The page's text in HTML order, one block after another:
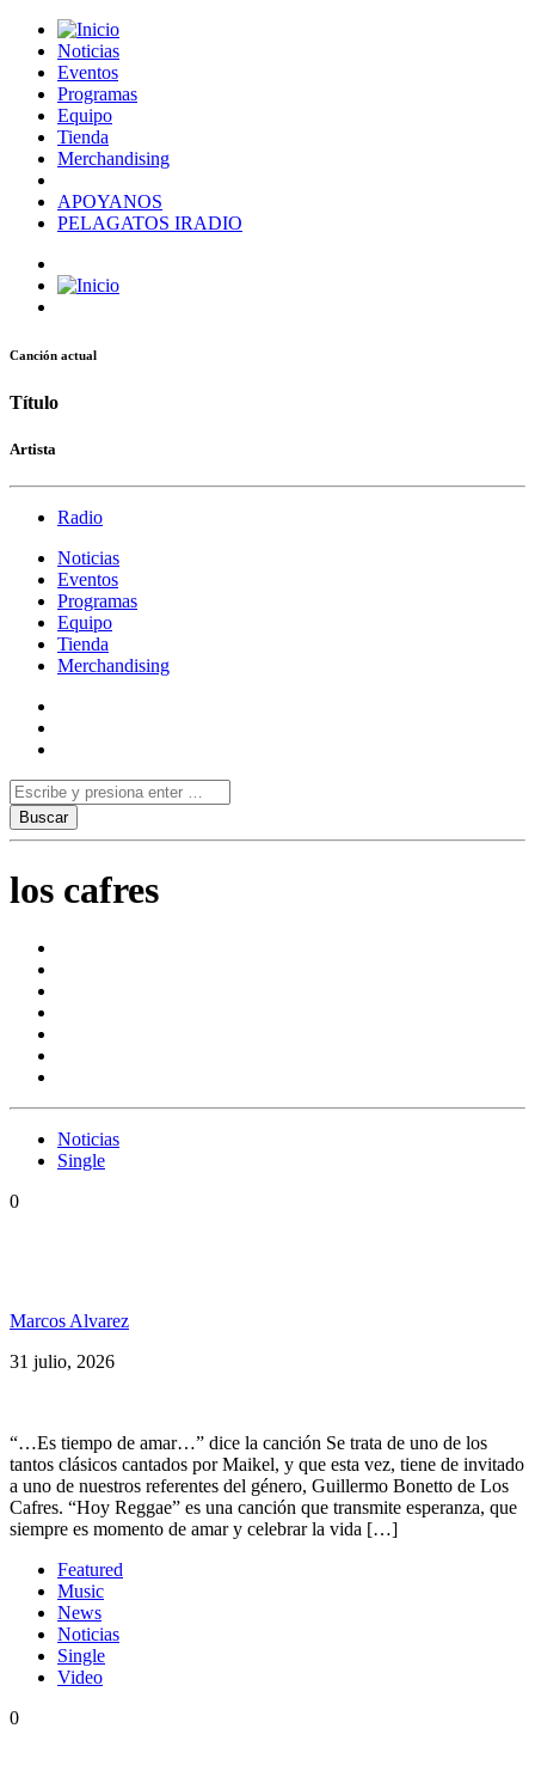
Noticias
Eventos
Programas
Equipo
Tienda
Merchandising
APOYANOS
PELAGATOS IRADIO
Canción actual
Título
Artista
Radio
Noticias
Eventos
Programas
Equipo
Tienda
Merchandising
los cafres
Noticias
Single
0
Marcos Alvarez
31 julio, 2026
“…Es tiempo de amar…” dice la canción Se trata de uno de los
tantos clásicos cantados por Maikel, y que esta vez, tiene de invitado
a uno de nuestros referentes del género, Guillermo Bonetto de Los
Cafres. “Hoy Reggae” es una canción que transmite esperanza, que
siempre es momento de amar y celebrar la vida […]
Featured
Music
News
Noticias
Single
Video
0